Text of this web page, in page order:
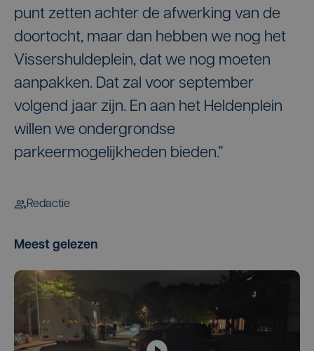
punt zetten achter de afwerking van de
doortocht, maar dan hebben we nog het
Vissershuldeplein, dat we nog moeten
aanpakken. Dat zal voor september
volgend jaar zijn. En aan het Heldenplein
willen we ondergrondse
parkeermogelijkheden bieden.”
Redactie
Meest gelezen